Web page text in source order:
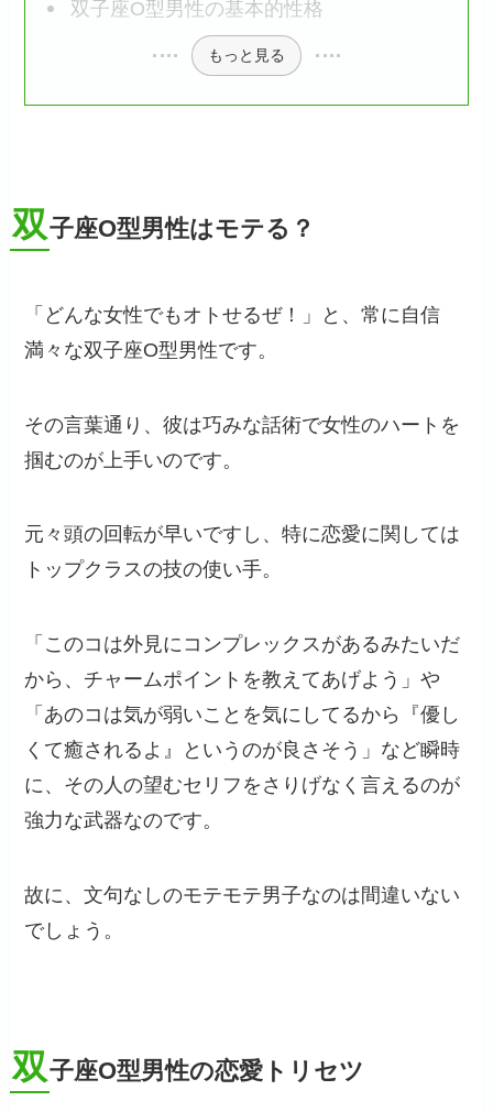
双子座O型男性の基本的性格
もっと見る
双子座O型男性はモテる？
「どんな女性でもオトせるぜ！」と、常に自信
満々な双子座O型男性です。
その言葉通り、彼は巧みな話術で女性のハートを
掴むのが上手いのです。
元々頭の回転が早いですし、特に恋愛に関しては
トップクラスの技の使い手。
「このコは外見にコンプレックスがあるみたいだ
から、チャームポイントを教えてあげよう」や
「あのコは気が弱いことを気にしてるから『優し
くて癒されるよ』というのが良さそう」など瞬時
に、その人の望むセリフをさりげなく言えるのが
強力な武器なのです。
故に、文句なしのモテモテ男子なのは間違いない
でしょう。
双子座O型男性の恋愛トリセツ